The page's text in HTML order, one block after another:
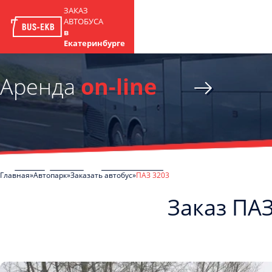
ЗАКАЗ
АВТОБУСА
в
Екатеринбурге
Арендаon-line
Главная Автопарк Заказать автобус ПАЗ 3203
Заказ